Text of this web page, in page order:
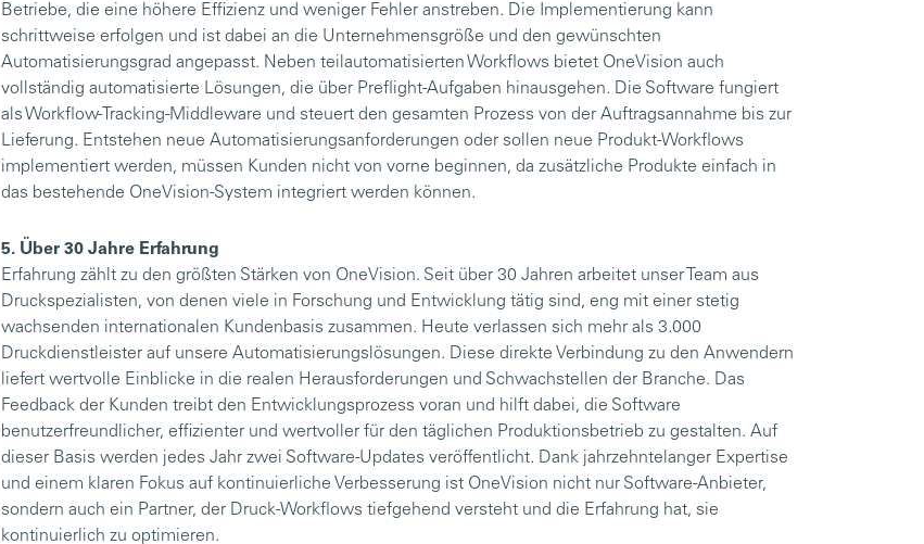
Betriebe, die eine höhere Effizienz und weniger Fehler anstreben. Die Implementierung kann
schrittweise erfolgen und ist dabei an die Unternehmensgröße und den gewünschten
Automatisierungsgrad angepasst. Neben teilautomatisierten Workflows bietet OneVision auch
vollständig automatisierte Lösungen, die über Preflight-Aufgaben hinausgehen. Die Software fungiert
als Workflow-Tracking-Middleware und steuert den gesamten Prozess von der Auftragsannahme bis zur
Lieferung. Entstehen neue Automatisierungsanforderungen oder sollen neue Produkt-Workflows
implementiert werden, müssen Kunden nicht von vorne beginnen, da zusätzliche Produkte einfach in
das bestehende OneVision-System integriert werden können.
5. Über 30 Jahre Erfahrung
Erfahrung zählt zu den größten Stärken von OneVision. Seit über 30 Jahren arbeitet unser Team aus
Druckspezialisten, von denen viele in Forschung und Entwicklung tätig sind, eng mit einer stetig
wachsenden internationalen Kundenbasis zusammen. Heute verlassen sich mehr als 3.000
Druckdienstleister auf unsere Automatisierungslösungen. Diese direkte Verbindung zu den Anwendern
liefert wertvolle Einblicke in die realen Herausforderungen und Schwachstellen der Branche. Das
Feedback der Kunden treibt den Entwicklungsprozess voran und hilft dabei, die Software
benutzerfreundlicher, effizienter und wertvoller für den täglichen Produktionsbetrieb zu gestalten. Auf
dieser Basis werden jedes Jahr zwei Software-Updates veröffentlicht. Dank jahrzehntelanger Expertise
und einem klaren Fokus auf kontinuierliche Verbesserung ist OneVision nicht nur Software-Anbieter,
sondern auch ein Partner, der Druck-Workflows tiefgehend versteht und die Erfahrung hat, sie
kontinuierlich zu optimieren.